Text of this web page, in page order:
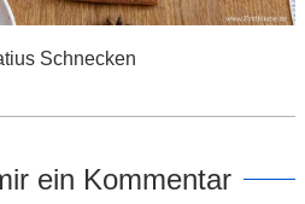
Schnecken
ein Kommentar